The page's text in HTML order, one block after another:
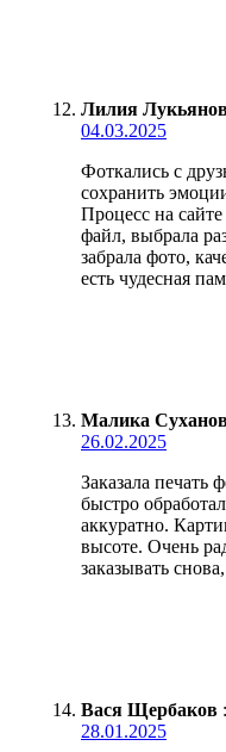
Лилия
04.03.2025
Фоткались с
сохранить
Процесс на
файл, выбрала
забрала фото,
есть чудесная
Малика
26.02.2025
Заказала печать
быстро
аккуратно.
высоте. Очень
заказывать
Вася Щербаков :
28.01.2025